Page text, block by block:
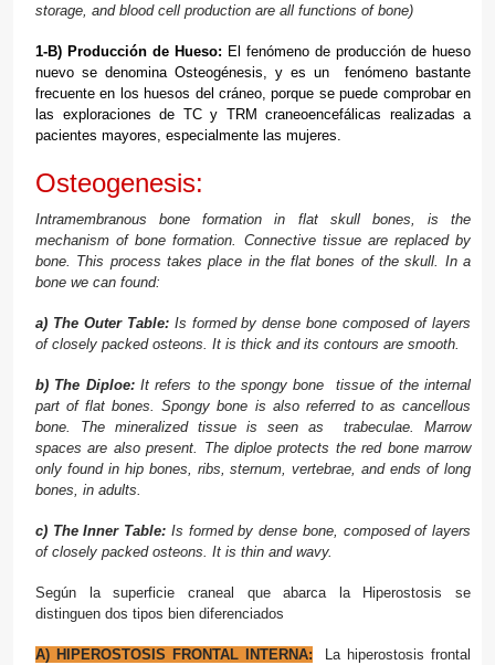
storage, and blood cell production are all functions of bone)
1-B) Producción de Hueso: El fenómeno de producción de hueso
nuevo se denomina Osteogénesis, y es un fenómeno bastante
frecuente en los huesos del cráneo, porque se puede comprobar en
las exploraciones de TC y TRM craneoencefálicas realizadas a
pacientes mayores, especialmente las mujeres.
Osteogenesis:
Intramembranous bone formation in flat skull bones, is the
mechanism of bone formation. Connective tissue are replaced by
bone. This process takes place in the flat bones of the skull. In a
bone we can found:
a) The Outer Table:Is formed by dense bone composed of layers
of closely packed osteons. It is thick and its contours are smooth.
b) The Diploe:Itrefers to the spongy bone tissue of the internal
part of flat bones. Spongy bone is also referred to as cancellous
bone. The mineralized tissue is seen as trabeculae. Marrow
spaces are also present. The diploe protects the red bone marrow
only found in hip bones, ribs, sternum, vertebrae, and ends of long
bones, in adults.
c) The Inner Table: Is formed by dense bone, composed of layers
of closely packed osteons. It is thin and wavy.
Según la superficie craneal que abarca la Hiperostosis se
distinguen dos tipos bien diferenciados
A) HIPEROSTOSIS FRONTAL INTERNA: La hiperostosis frontal